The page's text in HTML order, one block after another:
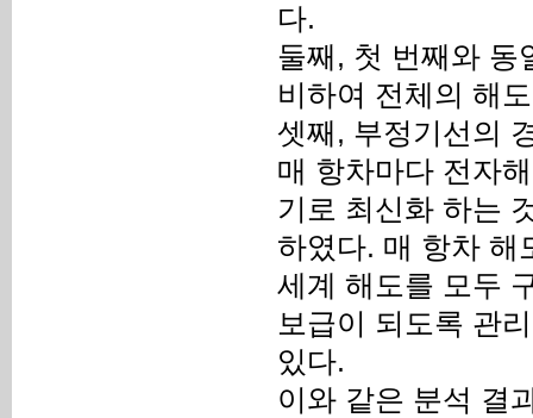
다.
둘째, 첫 번째와 동
비하여 전체의 해
셋째, 부정기선의
매 항차마다 전자
기로 최신화 하는
하였다. 매 항차 해
세계 해도를 모두
보급이 되도록 관
있다.
이와 같은 분석 결